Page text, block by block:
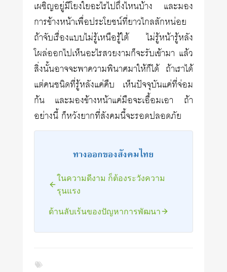
เผชิญอยู่มีโยงใยอะไรไปถึงไหนบ้าง และมอง
การข้างหน้าเพื่อประโยชน์ที่ยาวไกลสักหน่อย
ถ้าจับเรื่องแบบไม่รู้เหนือรู้ใต้ ไม่รู้หน้ารู้หลัง
โผล่ออกไปเห็นอะไรสวยงามก็จะรับเข้ามา แล้ว
สิ่งนั้นอาจจะพาความพินาศมาให้ก็ได้ ถ้าเราได้
แต่คนชนิดที่รู้หลังแค่คืบ เห็นปัจจุบันแค่ที่จ่อม
ก้น และมองข้างหน้าแค่มือจะเอื้อมเอา ถ้า
อย่างนี้ ก็หวังยากที่สังคมนี้จะรอดปลอดภัย
ทางออกของสังคมไทย
ในความดีงาม ก็ต้องระวังความ
รุนแรง
ด้านลับเร้นของปัญหาการพัฒนา